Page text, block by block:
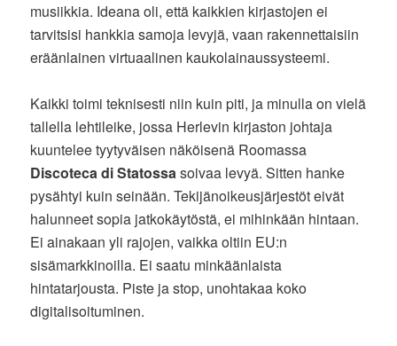
musiikkia. Ideana oli, että kaikkien kirjastojen ei
tarvitsisi hankkia samoja levyjä, vaan rakennettaisiin
eräänlainen virtuaalinen kaukolainaussysteemi.
Kaikki toimi teknisesti niin kuin piti, ja minulla on vielä
tallella lehtileike, jossa Herlevin kirjaston johtaja
kuuntelee tyytyväisen näköisenä Roomassa
Discoteca di Statossasoivaa levyä. Sitten hanke
pysähtyi kuin seinään. Tekijänoikeusjärjestöt eivät
halunneet sopia jatkokäytöstä, ei mihinkään hintaan.
Ei ainakaan yli rajojen, vaikka oltiin EU:n
sisämarkkinoilla. Ei saatu minkäänlaista
hintatarjousta. Piste ja stop, unohtakaa koko
digitalisoituminen.